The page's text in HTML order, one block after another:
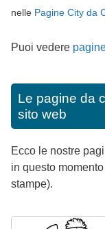
nelle Pagine City da
Puoi vedere
Le pagine da
sito web
Ecco le nostre
in questo
stampe).